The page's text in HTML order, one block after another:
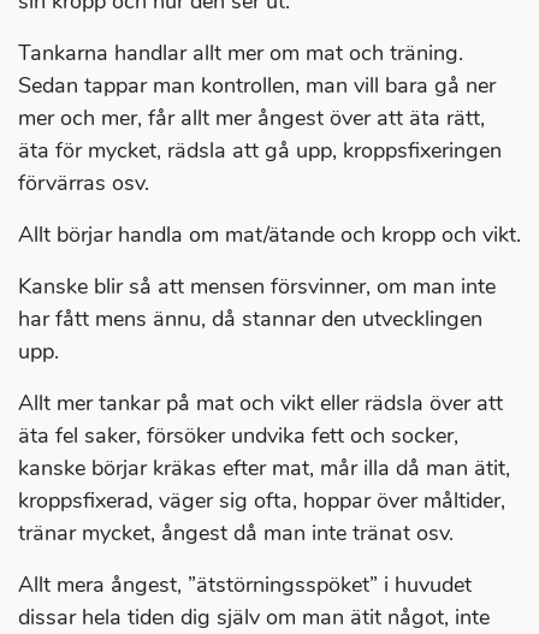
Tankarna handlar allt mer om mat och träning.
Sedan tappar man kontrollen, man vill bara gå ner
mer och mer, får allt mer ångest över att äta rätt,
äta för mycket, rädsla att gå upp, kroppsfixeringen
förvärras osv.
Allt börjar handla om mat/ätande och kropp och vikt.
Kanske blir så att mensen försvinner, om man inte
har fått mens ännu, då stannar den utvecklingen
upp.
Allt mer tankar på mat och vikt eller rädsla över att
äta fel saker, försöker undvika fett och socker,
kanske börjar kräkas efter mat, mår illa då man ätit,
kroppsfixerad, väger sig ofta, hoppar över måltider,
tränar mycket, ångest då man inte tränat osv.
Allt mera ångest, ”ätstörningsspöket” i huvudet
dissar hela tiden dig själv om man ätit något, inte